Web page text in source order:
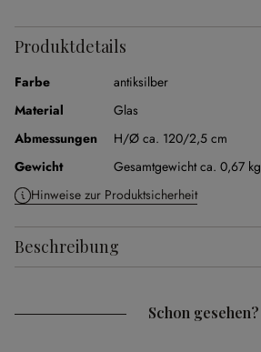
Produktdetails
Farbe
antiksilber
Material
Glas
Abmessungen
H/Ø ca. 120/2,5 cm
Gewicht
Gesamtgewicht ca. 0,67 kg
Hinweise zur Produktsicherheit
Beschreibung
Schon gesehen?